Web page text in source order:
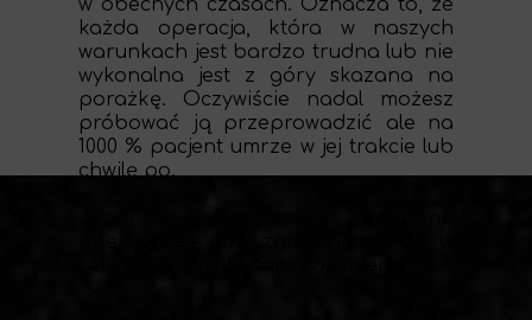
w obecnych czasach. Oznacza to, że
każda operacja, która w naszych
warunkach jest bardzo trudna lub nie
wykonalna jest z góry skazana na
porażkę. Oczywiście nadal możesz
próbować ją przeprowadzić ale na
1000 % pacjent umrze w jej trakcie lub
chwilę po.